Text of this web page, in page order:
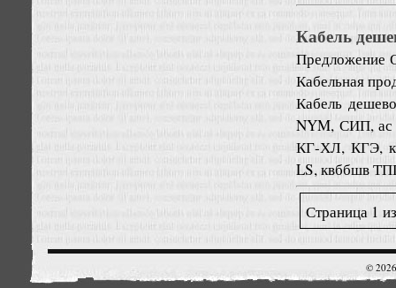
Кабель
Предложение
Кабельная
Кабель
NYM, СИП,
КГ-ХЛ, КГЭ,
LS, квббшв
Страница 1
©